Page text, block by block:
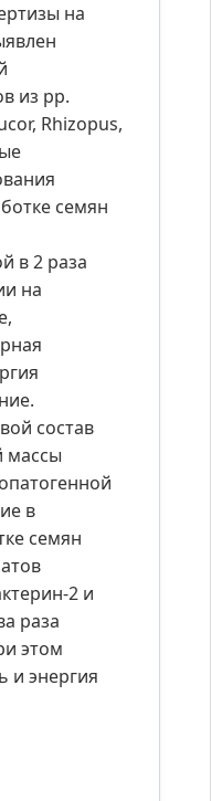
на
из рр.
Rhizopus,
семян
в 2 раза
на
состав
массы
в
семян
2 и
раза
этом
и энергия